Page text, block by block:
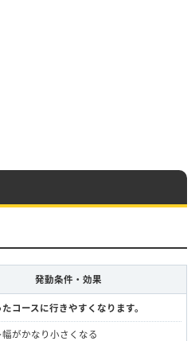
発動条件・効果
コースに行きやすくなります。
がかなり小さくなる